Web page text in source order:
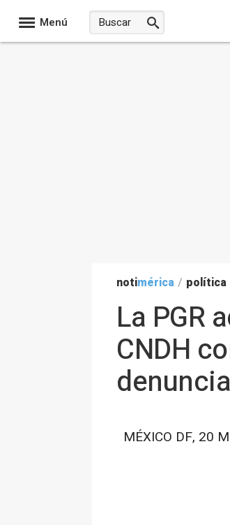
Menú
notimérica / política
La PGR
CNDH
denuncia
MÉXICO DF, 20